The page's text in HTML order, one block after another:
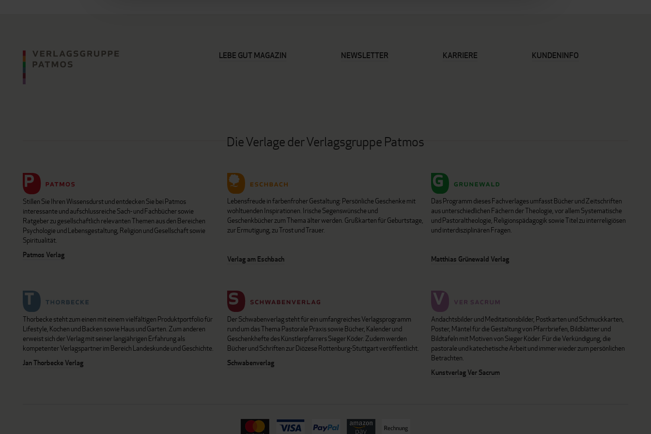
LEBE GUT MAGAZIN NEWSLETTER KARRIERE KUNDENINFO
Die Verlage der Verlagsgruppe Patmos
Stillen Sie Ihren Wissensdurst und entdecken Sie bei Patmos
interessante und aufschlussreiche Sach- und Fachbücher sowie
Ratgeber zu gesellschaftlich relevanten Themen aus den Bereichen
Psychologie und Lebensgestaltung, Religion und Gesellschaft sowie
Spiritualität.
Patmos Verlag
Lebensfreude in farbenfroher Gestaltung: Persönliche Geschenke mit
wohltuenden Inspirationen. Irische Segenswünsche und
Geschenkbücher zum Thema älter werden. Grußkarten für Geburtstage,
zur Ermutigung, zu Trost und Trauer.
Verlag am Eschbach
Das Programm dieses Fachverlages umfasst Bücher und Zeitschriften
aus unterschiedlichen Fächern der Theologie, vor allem Systematische
und Pastoraltheologie, Religionspädagogik sowie Titel zu interreligiösen
und interdisziplinären Fragen.
Matthias Grünewald Verlag
Thorbecke steht zum einen mit einem vielfältigen Produktportfolio für
Lifestyle, Kochen und Backen sowie Haus und Garten. Zum anderen
erweist sich der Verlag mit seiner langjährigen Erfahrung als
kompetenter Verlagspartner im Bereich Landeskunde und Geschichte.
Jan Thorbecke Verlag
Der Schwabenverlag steht für ein umfangreiches Verlagsprogramm
rund um das Thema Pastorale Praxis sowie Bücher, Kalender und
Geschenkhefte des Künstlerpfarrers Sieger Köder. Zudem werden
Bücher und Schriften zur Diözese Rottenburg-Stuttgart veröffentlicht.
Schwabenverlag
Andachtsbilder und Meditationsbilder, Postkarten und Schmuckkarten,
Poster, Mäntel für die Gestaltung von Pfarrbriefen, Bildblätter und
Bildtafeln mit Motiven von Sieger Köder. Für die Verkündigung, die
pastorale und katechetische Arbeit und immer wieder zum persönlichen
Betrachten.
Kunstverlag Ver Sacrum